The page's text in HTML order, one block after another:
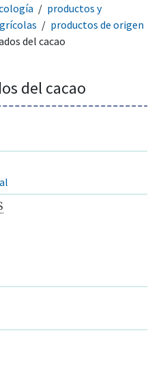
productos y
productos de origen
del cacao
del cacao